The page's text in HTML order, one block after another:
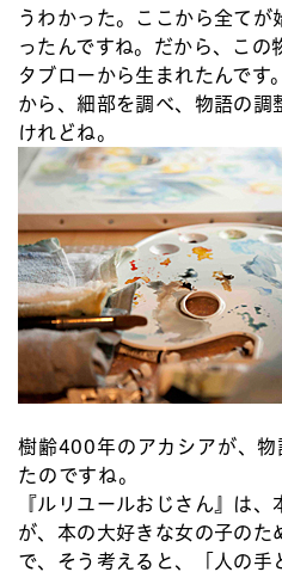
うわかった。ここから全てが
ったんですね。だから、この
タブローから生まれたんです
から、細部を調べ、物語の調
けれどね。
樹齢400年のアカシアが、物
たのですね。
『ルリユールおじさん』は、
が、本の大好きな女の子のた
で、そう考えると、「人の手